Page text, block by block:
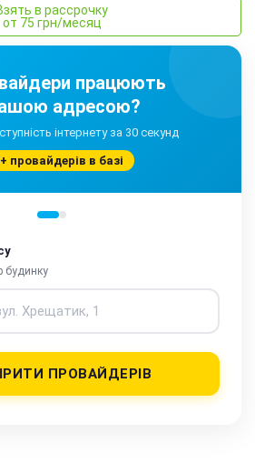
в рассрочку
от 75 грн/месяц
працюють
адресою?
інтернету за 30 секунд
провайдерів в базі
будинку
ПРОВАЙДЕРІВ